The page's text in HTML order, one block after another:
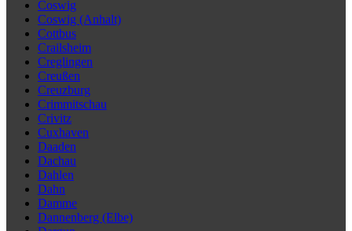
Coswig
Coswig (Anhalt)
Cottbus
Crailsheim
Creglingen
Creußen
Creuzburg
Crimmitschau
Crivitz
Cuxhaven
Daaden
Dachau
Dahlen
Dahn
Damme
Dannenberg (Elbe)